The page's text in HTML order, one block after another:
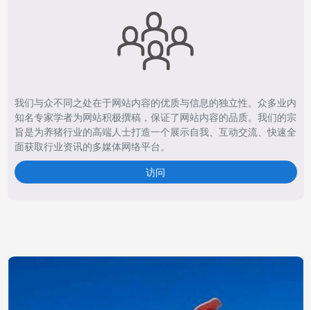
我们与众不同之处在于网站内容的优质与信息的独立性。众多业内
知名专家学者为网站积极撰稿，保证了网站内容的品质。我们的宗
旨是为养猪行业的高端人士打造一个展示自我、互动交流、快速全
面获取行业资讯的多媒体网络平台。
访问